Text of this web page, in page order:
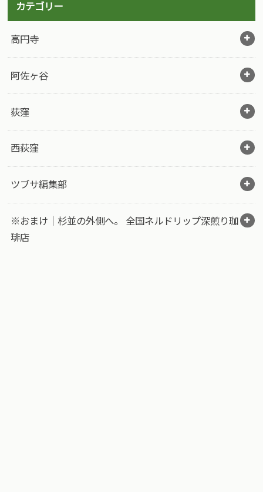
カテゴリー
高円寺
阿佐ヶ谷
荻窪
西荻窪
ツブサ編集部
※おまけ｜杉並の外側へ。 全国ネルドリップ深煎り珈
琲店